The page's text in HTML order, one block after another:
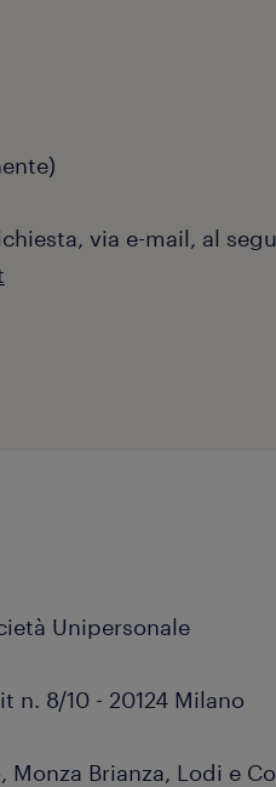
via e-mail, al
Unipersonale
n. 8/10 - 20124 Milano
Brianza, Lodi e